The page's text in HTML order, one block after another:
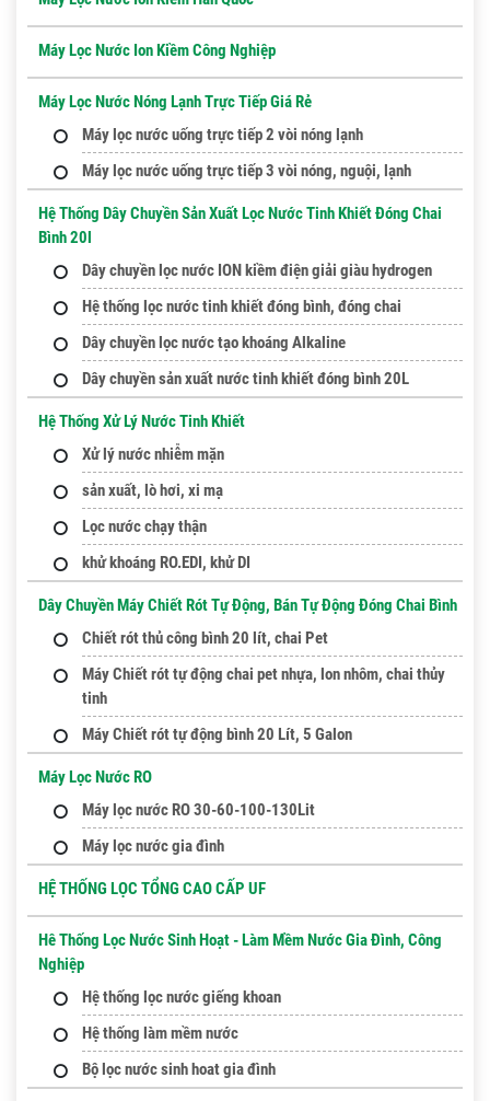
Máy Lọc Nước Ion Kiềm Công Nghiệp
Máy Lọc Nước Nóng Lạnh Trực Tiếp Giá Rẻ
Máy lọc nước uống trực tiếp 2 vòi nóng lạnh
Máy lọc nước uống trực tiếp 3 vòi nóng, nguội, lạnh
Hệ Thống Dây Chuyền Sản Xuất Lọc Nước Tinh Khiết Đóng Chai
Bình 20l
Dây chuyền lọc nước ION kiềm điện giải giàu hydrogen
Hệ thống lọc nước tinh khiết đóng bình, đóng chai
Dây chuyền lọc nước tạo khoáng Alkaline
Dây chuyền sản xuất nước tinh khiết đóng bình 20L
Hệ Thống Xử Lý Nước Tinh Khiết
Xử lý nước nhiễm mặn
sản xuất, lò hơi, xi mạ
Lọc nước chạy thận
khử khoáng RO.EDI, khử DI
Dây Chuyền Máy Chiết Rót Tự Động, Bán Tự Động Đóng Chai Bình
Chiết rót thủ công bình 20 lít, chai Pet
Máy Chiết rót tự động chai pet nhựa, lon nhôm, chai thủy
tinh
Máy Chiết rót tự động bình 20 Lít, 5 Galon
Máy Lọc Nước RO
Máy lọc nước RO 30-60-100-130Lit
Máy lọc nước gia đình
HỆ THỐNG LỌC TỔNG CAO CẤP UF
Hê Thống Lọc Nước Sinh Hoạt - Làm Mềm Nước Gia Đình, Công
Nghiệp
Hệ thống lọc nước giếng khoan
Hệ thống làm mềm nước
Bộ lọc nước sinh hoat gia đình